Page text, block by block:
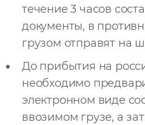
течение 3 часов
документы, в
грузом отправят на
До прибытия на
необходимо
электронном виде
ввозимом грузе, а